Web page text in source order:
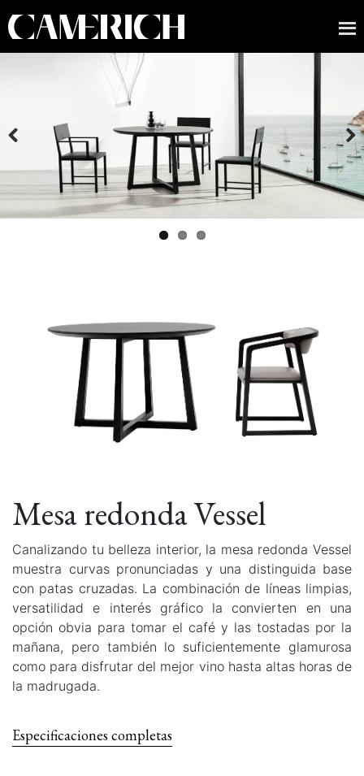
Next
Mesa redonda Vessel
Canalizando tu belleza interior, la mesa redonda Vessel
muestra curvas pronunciadas y una distinguida base
con patas cruzadas. La combinación de líneas limpias,
versatilidad e interés gráfico la convierten en una
opción obvia para tomar el café y las tostadas por la
mañana, pero también lo suficientemente glamurosa
como para disfrutar del mejor vino hasta altas horas de
la madrugada.
Especificaciones completas